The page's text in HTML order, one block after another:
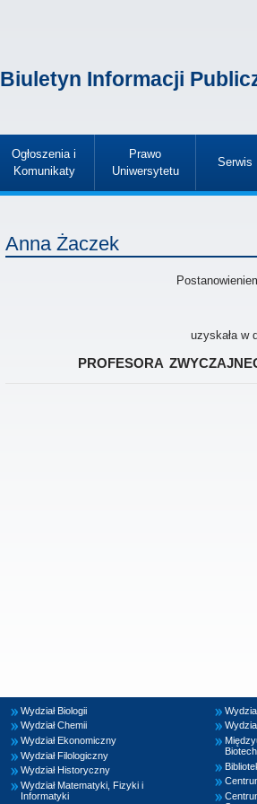
Biuletyn Informacji
Ogłoszenia i
Komunikaty
»
Prawo
Uniwersytetu
»
Serwis
»
Anna Żaczek
uzyskała w
profesora
Wydział Biologii
Wydział Chemii
Wydział Ekonomiczny
Wydział Filologiczny
Wydział Historyczny
Wydział Matematyki, Fizyki i
Informatyki